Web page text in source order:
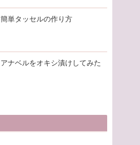
簡単タッセルの作り方
アナベルをオキシ漬けしてみた